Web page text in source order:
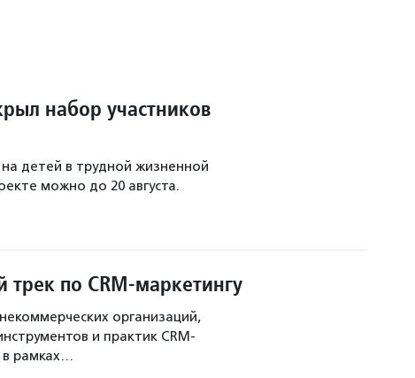
набор участников
детей в трудной жизненной
можно до 20 августа.
по CRM-маркетингу
организаций,
и практик CRM-
в рамках…